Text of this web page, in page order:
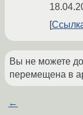
Вы не можете
перемещена в
←